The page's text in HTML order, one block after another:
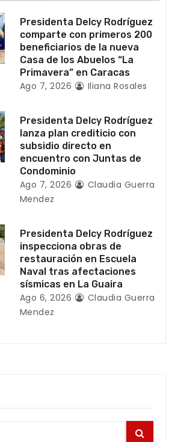
Presidenta Delcy Rodríguez
comparte con primeros 200
beneficiarios de la nueva
Casa de los Abuelos “La
Primavera” en Caracas
Ago 7, 2026 Iliana Rosales
Presidenta Delcy Rodríguez
lanza plan crediticio con
subsidio directo en
encuentro con Juntas de
Condominio
Ago 7, 2026
Claudia Guerra
Mendez
Presidenta Delcy Rodríguez
inspecciona obras de
restauración en Escuela
Naval tras afectaciones
sísmicas en La Guaira
Ago 6, 2026
Claudia Guerra
Mendez